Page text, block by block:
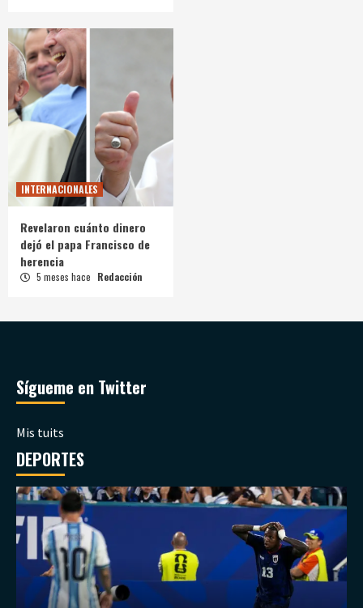
INTERNACIONALES
Revelaron cuánto dinero
dejó el papa Francisco de
herencia
5 meses hace Redacción
Sígueme en Twitter
Mis tuits
DEPORTES